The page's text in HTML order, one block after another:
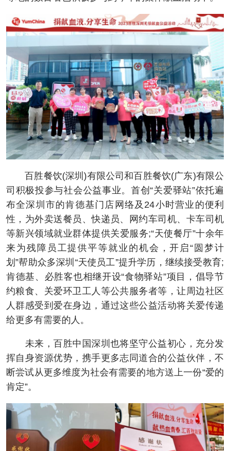
百胜餐饮(深圳)有限公司和百胜餐饮(广东)有限公
司积极投参与社会公益事业。首创“关爱驿站”依托遍
布全深圳市的肯德基门店网络及24小时营业的便利
性，为外卖送餐员、快递员、网约车司机、卡车司机
等新兴领域就业群体提供关爱服务;“天使餐厅”十余年
来为残障员工提供平等就业的机会，开启“圆梦计
划”帮助众多深圳“天使员工”提升学历，继续接受教育;
肯德基、必胜客也相继开设“食物驿站”项目，倡导节
约粮食、关爱环卫工人等公共服务者等，让周边社区
人群感受到爱在身边，通过这些公益活动将关爱传递
给更多有需要的人。
未来，百胜中国深圳也将坚守公益初心，充分发
挥自身资源优势，携手更多志同道合的公益伙伴，不
断尝试从更多维度为社会有需要的地方送上一份“爱的
肯定”。